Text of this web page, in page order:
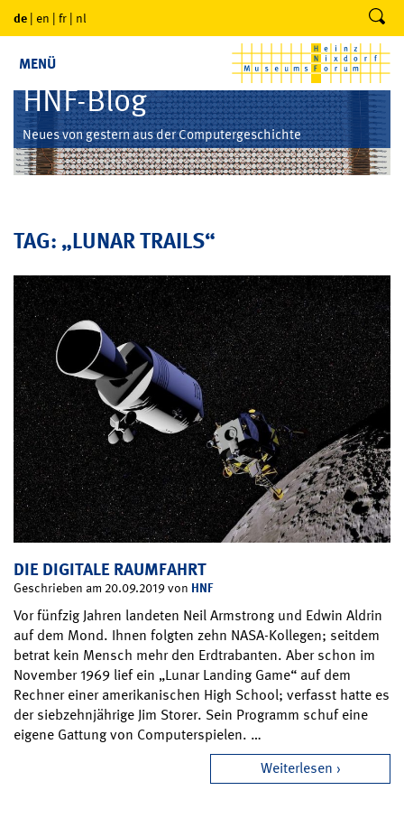
de | en | fr | nl
MENÜ
HNF-Blog
Neues von gestern aus der Computergeschichte
TAG: „LUNAR TRAILS“
DIE DIGITALE RAUMFAHRT
Geschrieben am 20.09.2019 von HNF
Vor fünfzig Jahren landeten Neil Armstrong und Edwin Aldrin
auf dem Mond. Ihnen folgten zehn NASA-Kollegen; seitdem
betrat kein Mensch mehr den Erdtrabanten. Aber schon im
November 1969 lief ein „Lunar Landing Game“ auf dem
Rechner einer amerikanischen High School; verfasst hatte es
der siebzehnjährige Jim Storer. Sein Programm schuf eine
eigene Gattung von Computerspielen. …
Weiterlesen